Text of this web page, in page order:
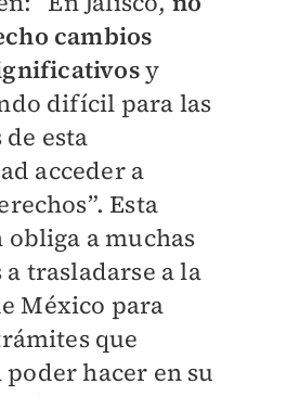
cambios
y
difícil para las
esta
acceder a
Esta
a muchas
a trasladarse a la
México para
que
hacer en su